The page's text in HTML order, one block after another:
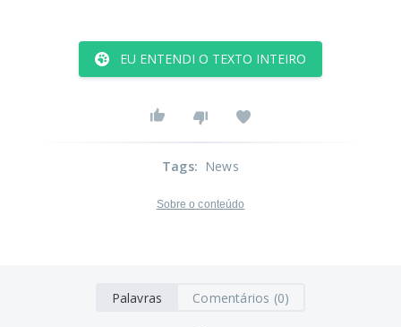
EU ENTENDI O TEXTO INTEIRO
Tags: News
Sobre o conteúdo
Palavras Comentários (0)